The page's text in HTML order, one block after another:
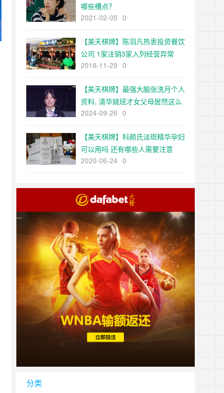
哪些槽点？
2021-02-05 0
【美天棋牌】陈羽凡热衷投资餐饮
公司 1家注销3家入列经营异常
2018-11-29 0
【美天棋牌】最强大脑张洗月个人
资料, 清华姚班才女父母居然这么
厉害！
2024-09-26 0
【美天棋牌】科颜氏淡斑精华孕妇
可以用吗 还有哪些人需要注意
2020-06-24 0
分类